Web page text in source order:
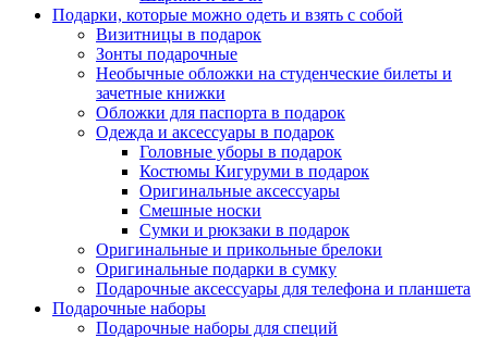
Подарки, которые можно одеть и взять с собой
Визитницы в подарок
Зонты подарочные
Необычные обложки на студенческие билеты и
зачетные книжки
Обложки для паспорта в подарок
Одежда и аксессуары в подарок
Головные уборы в подарок
Костюмы Кигуруми в подарок
Оригинальные аксессуары
Смешные носки
Сумки и рюкзаки в подарок
Оригинальные и прикольные брелоки
Оригинальные подарки в сумку
Подарочные аксессуары для телефона и планшета
Подарочные наборы
Подарочные наборы для специй